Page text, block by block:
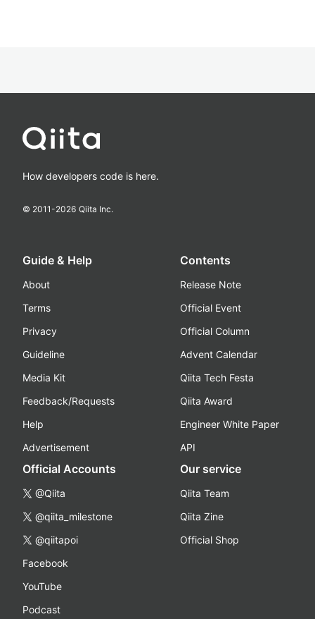
How developers code is here.
© 2011-2026 Qiita Inc.
Guide & Help
About
Terms
Privacy
Guideline
Media Kit
Feedback/Requests
Help
Advertisement
Contents
Release Note
Official Event
Official Column
Advent Calendar
Qiita Tech Festa
Qiita Award
Engineer White Paper
API
Official Accounts
@Qiita
@qiita_milestone
@qiitapoi
Facebook
YouTube
Podcast
Our service
Qiita Team
Qiita Zine
Official Shop